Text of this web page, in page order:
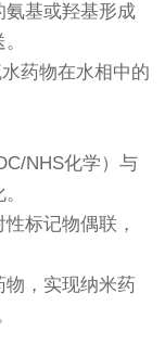
氨基或羟基形成
药物在水相中的
NHS化学）与
标记物偶联，
物，实现纳米药